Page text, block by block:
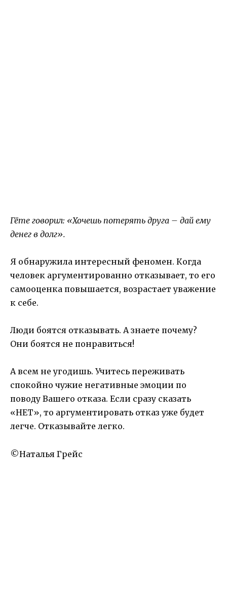
Гёте говорил: «Хочешь потерять друга – дай ему
денег в долг».
Я обнаружила интересный феномен. Когда
человек аргументированно отказывает, то его
самооценка повышается, возрастает уважение
к себе.
Люди боятся отказывать. А знаете почему?
Они боятся не понравиться!
А всем не угодишь. Учитесь переживать
спокойно чужие негативные эмоции по
поводу Вашего отказа. Если сразу сказать
«НЕТ», то аргументировать отказ уже будет
легче. Отказывайте легко.
©Наталья Грейс